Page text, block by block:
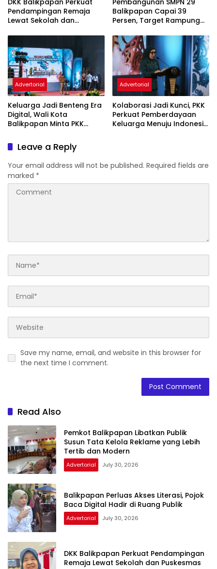
Pendampingan Remaja
Lewat Sekolah dan
Balikpapan Capai 39
Persen, Target Rampung
Advertorial
Keluarga Jadi Benteng Era
Digital, Wali Kota
Balikpapan Minta PKK
Karakter Generasi Muda
Advertorial
Kolaborasi Jadi Kunci, PKK
Perkuat Pemberdayaan
Keluarga Menuju Indonesia
Leave a Reply
Your email address will not be published. Required fields are
marked *
Save my name, email, and website in this browser for
the next time I comment.
Read Also
Pemkot Balikpapan Libatkan Publik
Susun Tata Kelola Reklame yang Lebih
Tertib dan Modern
Advertorial July 30, 2026
Balikpapan Perluas Akses Literasi, Pojok
Baca Digital Hadir di Ruang Publik
Advertorial July 30, 2026
DKK Balikpapan Perkuat Pendampingan
Remaja Lewat Sekolah dan Puskesmas